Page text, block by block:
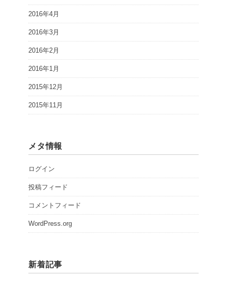
2016年4月
2016年3月
2016年2月
2016年1月
2015年12月
2015年11月
メタ情報
ログイン
投稿フィード
コメントフィード
WordPress.org
新着記事